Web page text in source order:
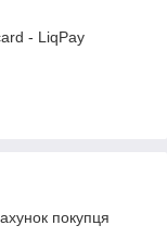
- LiqPay
покупця